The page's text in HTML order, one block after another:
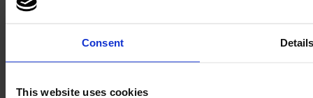
Consent
This website uses cookies